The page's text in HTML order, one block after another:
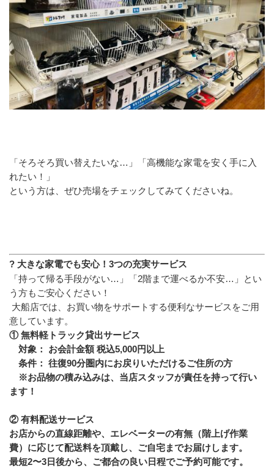
「そろそろ買い替えたいな…」「高機能な家電を安く手に入
れたい！」
という方は、ぜひ売場をチェックしてみてくださいね。
? 大きな家電でも安心！3つの充実サービス
「持って帰る手段がない…」「2階まで運べるか不安…」とい
う方もご安心ください！
意しています。
① 無料軽トラック貸出サービス
対象： お会計金額 税込5,000円以上
条件： 往復90分圏内にお戻りいただけるご住所の方
※お品物の積み込みは、当店スタッフが責任を持って行い
ます！
② 有料配送サービス
お店からの直線距離や、エレベーターの有無（階上げ作業
費）に応じて配送料を頂戴し、ご自宅までお届けします。
最短2〜3日後から、ご都合の良い日程でご予約可能です。